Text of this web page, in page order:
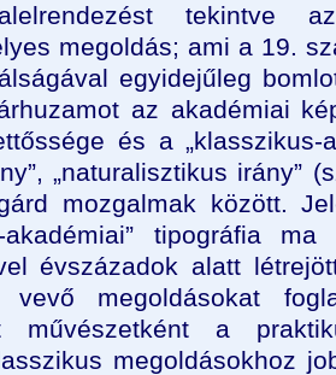
tekintve
megoldás; ami a 19.
egyidejűleg
az akadémiai
és a „klasszikus-
„naturalisztikus irány”
mozgalmak között.
akadémiai” tipográfia
évszázadok alatt
vevő megoldásokat
művészetként a
megoldásokhoz